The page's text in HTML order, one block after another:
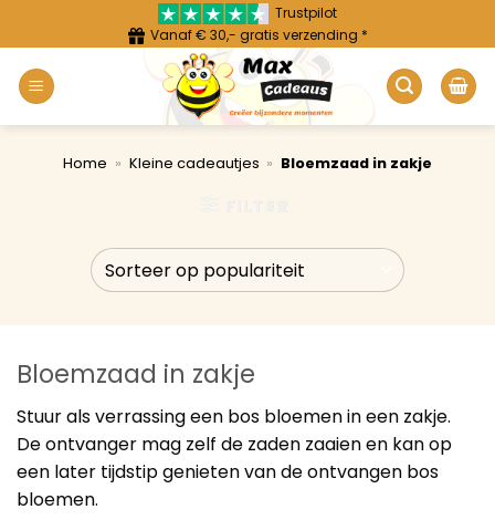
inhoud
Trustpilot
Vanaf € 30,- gratis verzending *
Home » Kleine cadeautjes » Bloemzaad in zakje
Bloemzaad in zakje
Stuur als verrassing een bos bloemen in een zakje.
De ontvanger mag zelf de zaden zaaien en kan op
een later tijdstip genieten van de ontvangen bos
bloemen.